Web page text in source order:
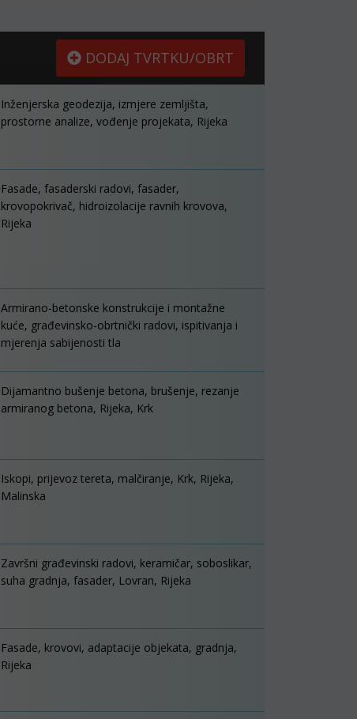
DODAJ TVRTKU/OBRT
Inženjerska geodezija, izmjere zemljišta,
prostorne analize, vođenje projekata, Rijeka
Fasade, fasaderski radovi, fasader,
krovopokrivač, hidroizolacije ravnih krovova,
Rijeka
Armirano-betonske konstrukcije i montažne
kuće, građevinsko-obrtnički radovi, ispitivanja i
mjerenja sabijenosti tla
Dijamantno bušenje betona, brušenje, rezanje
armiranog betona, Rijeka, Krk
Iskopi, prijevoz tereta, malčiranje, Krk, Rijeka,
Malinska
Završni građevinski radovi, keramičar, soboslikar,
suha gradnja, fasader, Lovran, Rijeka
Fasade, krovovi, adaptacije objekata, gradnja,
Rijeka